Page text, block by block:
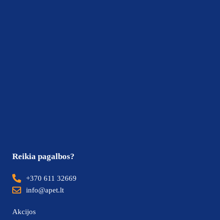
Reikia pagalbos?
+370 611 32669
info@apet.lt
Akcijos